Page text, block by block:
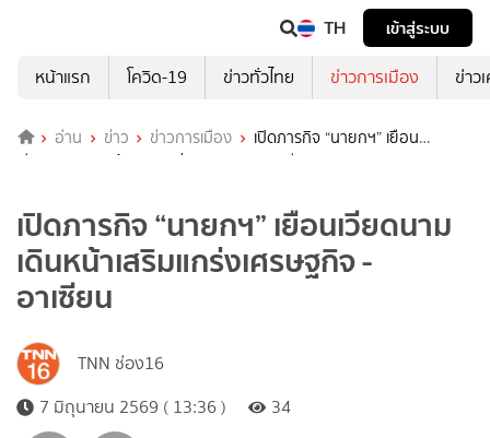
TH
เข้าสู่ระบบ
หน้าแรก
โควิด-19 ข่าวทั่วไทย ข่าวการเมือง ข่าว
อ่าน ข่าว ข่าวการเมือง
เปิดภารกิจ “นายกฯ” เยือน
เวียดนาม เดินหน้าเสริมแกร่งเศรษฐกิจ - อาเซียน
เปิดภารกิจ “นายกฯ” เยือนเวียดนาม
เดินหน้าเสริมแกร่งเศรษฐกิจ -
อาเซียน
TNN ช่อง16
7 มิถุนายน 2569 ( 13:36 )
34